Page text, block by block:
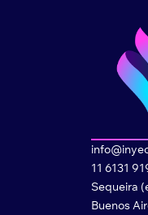
11 6131
Sequeira
Buenos